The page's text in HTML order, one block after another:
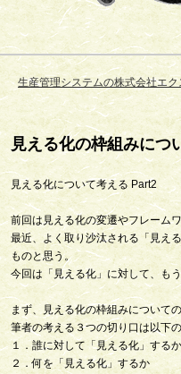
生産管理システムの株式会社エク
見える化の枠組みにつ
見える化について考える Part2
前回は見える化の変遷やフレーム
最近、よく取り沙汰される「見え
ものと思う。
今回は「見える化」に対して、も
まず、見える化の枠組みについて
筆者の考える３つの切り口は以下
１．誰に対して「見える化」するか
２．何を「見える化」するか